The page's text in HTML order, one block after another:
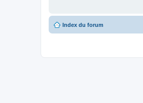
Index du forum